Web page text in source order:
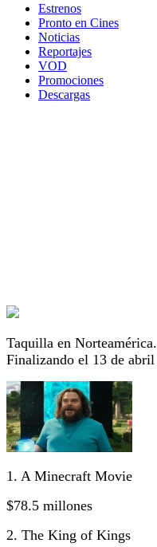
Estrenos
Pronto en Cines
Noticias
Reportajes
VOD
Promociones
Descargas
Taquilla en Norteamérica.
Finalizando el 13 de abril
1. A Minecraft Movie
$78.5 millones
2. The King of Kings